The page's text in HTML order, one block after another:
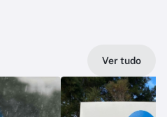
Ver tudo